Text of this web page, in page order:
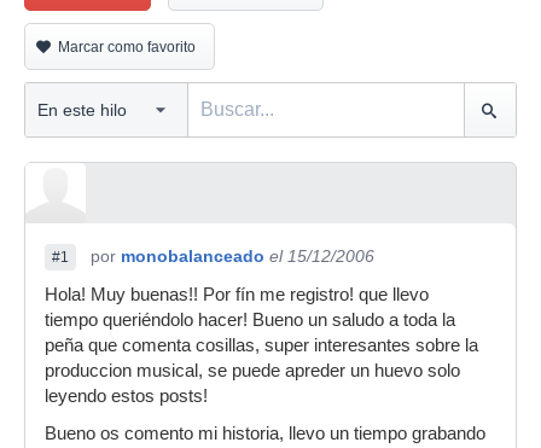
Marcar como favorito
#1 por monobalanceado el 15/12/2006
Hola! Muy buenas!! Por fín me registro! que llevo
tiempo queriéndolo hacer! Bueno un saludo a toda la
peña que comenta cosillas, super interesantes sobre la
produccion musical, se puede apreder un huevo solo
leyendo estos posts!
Bueno os comento mi historia, llevo un tiempo grabando